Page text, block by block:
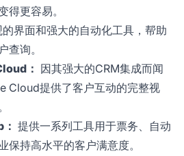
得更容易。
界面和强大的自动化工具，帮助
查询。
： 因其强大的CRM集成而闻
Cloud提供了客户互动的完整视
提供一系列工具用于票务、自动
保持高水平的客户满意度。